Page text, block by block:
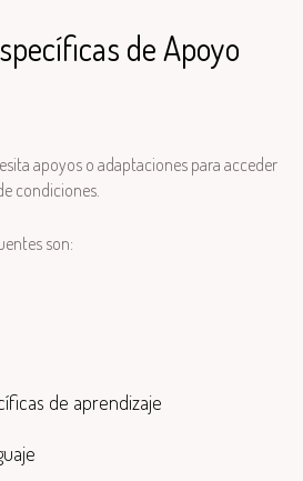
de Apoyo
apoyos o adaptaciones para acceder
condiciones.
son:
de aprendizaje